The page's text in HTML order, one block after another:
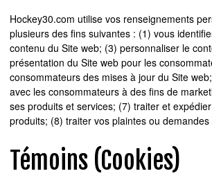
Hockey30.com utilise vos renseignements
plusieurs des fins suivantes : (1) vous
contenu du Site web; (3) personnaliser le
présentation du Site web pour les
consommateurs des mises à jour du Site
avec les consommateurs à des fins de
ses produits et services; (7) traiter et
produits; (8) traiter vos plaintes ou
Témoins (Cookies)